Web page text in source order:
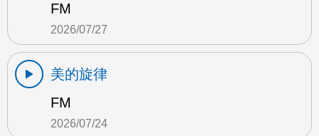
FM
2026/07/27
美的旋律
FM
2026/07/24